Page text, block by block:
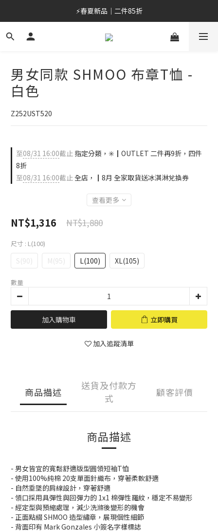
⚡春夏新品｜二件85折
⚡春夏新品｜二件85折
男女同款 SHMOO 布章T恤 -
白色
Z252UST520
至08/31 16:00截止 指定分類，✳️┃OUTLET 二件再9折，四件
8折
至08/31 16:00截止全店，┃8月 全家取貨送冰淇淋兌換券
查看更多
NT$1,316 NT$1,880
尺寸 : L(100)
S(90) M(95) L(100) XL(105)
數量
加入購物車 立即購買
加入追蹤清單
商品描述
送貨及付款方
式
顧客評價
商品描述
- 男女皆宜的寬鬆舒適版型圓領短袖T恤
- 使用100%純棉 20支單面針織布，穿著柔軟舒適
- 自然垂墜的肩線設計，穿著舒適
- 領口採用具彈性與回彈力的 1x1 棉彈性羅紋，穩定不易變形
- 經定型與預縮處理，減少洗滌後變形的機會
- 正面點綴 SHMOO 造型繡章，展現個性細節
- 背面印有 Mark Gonzales 小簽名字樣標誌